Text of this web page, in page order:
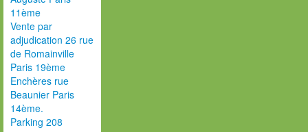
11ème
Vente par
adjudication 26 rue
de Romainville
Paris 19ème
Enchères rue
Beaunier Paris
14ème.
Parking 208